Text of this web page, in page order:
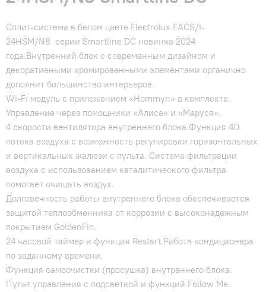
Сплит-система в белом цвете Electrolux EACS/I-
24HSM/N8 серии Smartline DC новинка 2024
года.Внутренний блок с современным дизайном и
декоративными хромированными элементами органично
дополнит большинство интерьеров.
Wi-Fi модуль с приложением «Hommyn» в комплекте.
Управление через помощники «Алиса» и «Маруся».
4 скорости вентилятора внутреннего блока.Функция 4D
потока воздуха с возможность регулировки горизонтальных
и вертикальных жалюзи с пульта. Система фильтрации
воздуха с использованием каталитического фильтра
помогает очищать воздух.
Долговечность работы внутреннего блока обеспечивается
защитой теплообменника от коррозии с высоконадежным
покрытием GoldenFin.
24 часовой таймер и функция Restart.Работа кондиционера
по заданному времени.
Функция самоочистки (просушка) внутреннего блока.
Пульт управления с подсветкой и функций Follow Me.